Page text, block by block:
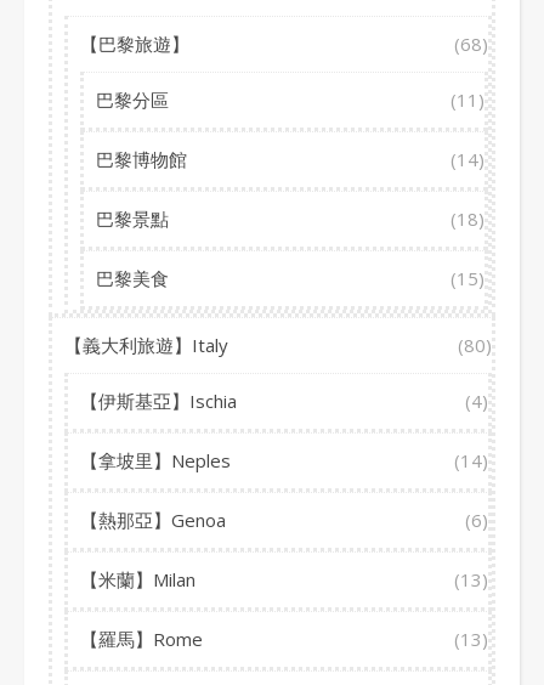
【巴黎旅遊】 (68)
巴黎分區 (11)
巴黎博物館 (14)
巴黎景點 (18)
巴黎美食 (15)
【義大利旅遊】Italy (80)
【伊斯基亞】Ischia (4)
【拿坡里】Neples (14)
【熱那亞】Genoa (6)
【米蘭】Milan (13)
【羅馬】Rome (13)